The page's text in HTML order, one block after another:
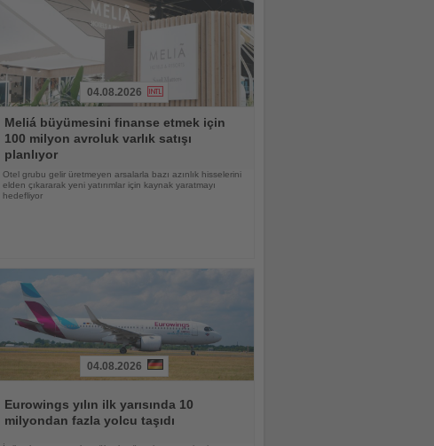
Oku
04.08.2026
Meliá büyümesini finanse etmek için
100 milyon avroluk varlık satışı
planlıyor
Otel grubu gelir üretmeyen arsalarla bazı azınlık hisselerini
elden çıkararak yeni yatırımlar için kaynak yaratmayı
hedefliyor
Oku
04.08.2026
Eurowings yılın ilk yarısında 10
milyondan fazla yolcu taşıdı